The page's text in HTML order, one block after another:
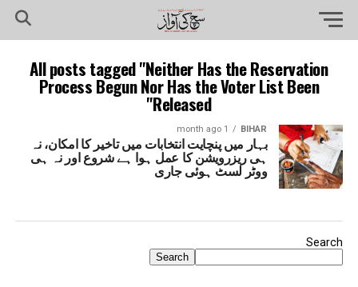
All posts tagged "Neither Has the Reservation
Process Begun Nor Has the Voter List Been
Released"
BIHAR
1 month ago
بہار میں پنچایت انتخابات میں تاخیر کا امکان، نہ
ہی ریزرویشن کا عمل ہوا ہے شروع اور نہ ہی
ووٹر لسٹ ہوئی جاری
Search
Search